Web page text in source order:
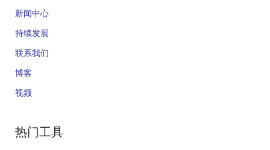
新闻中心
持续发展
联系我们
博客
视频
热门工具